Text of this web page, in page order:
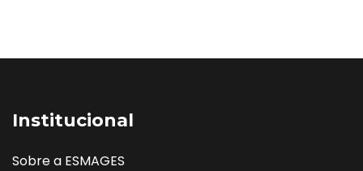
Institucional
Sobre a ESMAGES